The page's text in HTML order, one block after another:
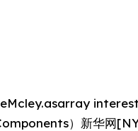
interest
）新华网